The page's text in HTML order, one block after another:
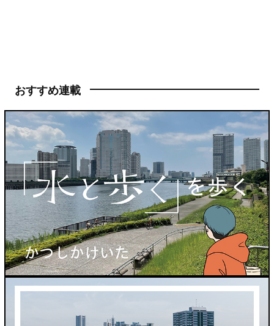
おすすめ連載